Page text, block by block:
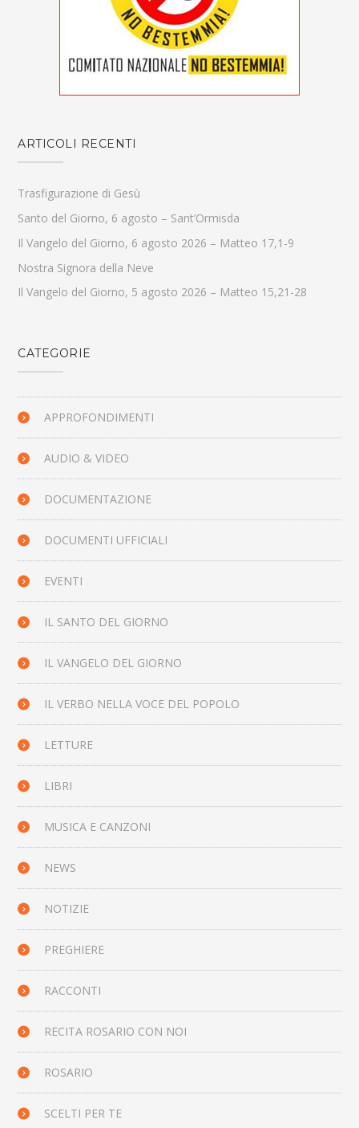
ARTICOLI RECENTI
Trasfigurazione di Gesù
Santo del Giorno, 6 agosto – Sant’Ormisda
Il Vangelo del Giorno, 6 agosto 2026 – Matteo 17,1-9
Nostra Signora della Neve
Il Vangelo del Giorno, 5 agosto 2026 – Matteo 15,21-28
CATEGORIE
APPROFONDIMENTI
AUDIO & VIDEO
DOCUMENTAZIONE
DOCUMENTI UFFICIALI
EVENTI
IL SANTO DEL GIORNO
IL VANGELO DEL GIORNO
IL VERBO NELLA VOCE DEL POPOLO
LETTURE
LIBRI
MUSICA E CANZONI
NEWS
NOTIZIE
PREGHIERE
RACCONTI
RECITA ROSARIO CON NOI
ROSARIO
SCELTI PER TE